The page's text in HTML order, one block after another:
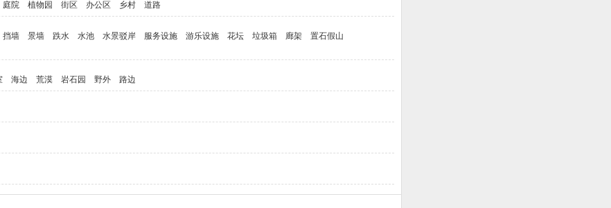
庭院 植物园 街区 办公区 乡村 道路
挡墙 景墙 跌水 水池 水景驳岸 服务设施 游乐设施 花坛 垃圾箱 廊架
置石假山
海边 荒漠 岩石园 野外 路边